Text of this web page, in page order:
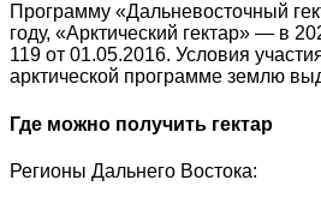
Программу «Дальневосточный
году, «Арктический гектар» ― в
119 от 01.05.2016. Условия
арктической программе землю
Где можно получить гектар
Регионы Дальнего Востока: